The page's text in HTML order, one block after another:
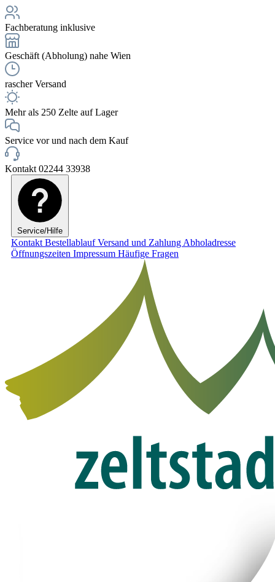
Fachberatung inklusive
Geschäft (Abholung) nahe Wien
rascher Versand
Mehr als 250 Zelte auf Lager
Service vor und nach dem Kauf
Kontakt 02244 33938
Service/Hilfe
Kontakt BestellablaufVersand und Zahlung Abholadresse
Öffnungszeiten Impressum Häufige Fragen